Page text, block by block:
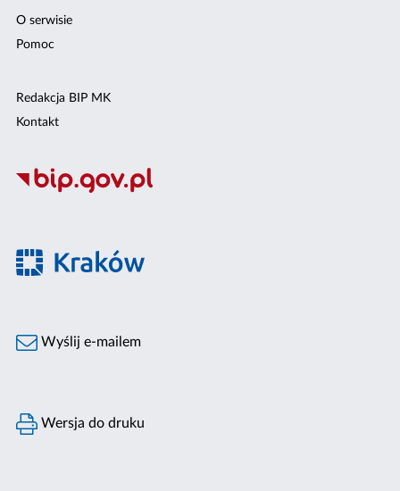
O serwisie
Pomoc
Redakcja BIP MK
Kontakt
Wyślij e-mailem
Wersja do druku